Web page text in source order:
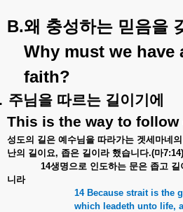
B.왜 충성하는 믿음을
Why must we have
faith?
주님을 따르는 길이기에
This is the way to follow
성도의 길은 예수님을 따라가는 겟세마네의
난의 길이요, 좁은 길이라 했습니다.(마7:14)
14생명으로 인도하는 문은 좁고 길
니라
14 Because strait is the
which leadeth unto life,